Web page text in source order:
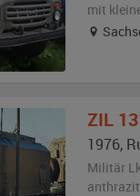
mit
ZIL
1976,
Militär
anthrazit